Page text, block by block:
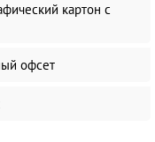
картон с
офсет